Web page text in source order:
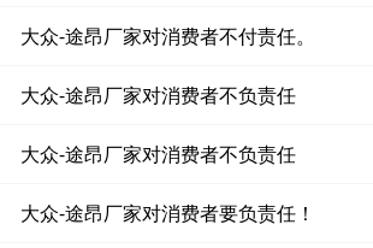
大众-途昂厂家对消费者不付责任。
大众-途昂厂家对消费者不负责任
大众-途昂厂家对消费者不负责任
大众-途昂厂家对消费者要负责任！